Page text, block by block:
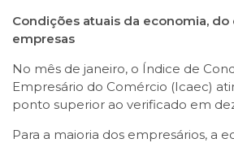
Condições atuais da economia,
empresas
No mês de janeiro, o Índice de
Empresário do Comércio (Icaec)
ponto superior ao verificado em
Para a maioria dos empresários, a